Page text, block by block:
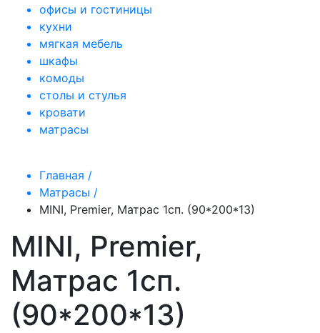
офисы и гостиницы
кухни
мягкая мебель
шкафы
комоды
столы и стулья
кровати
матрасы
Главная /
Матрасы /
MINI, Premier, Матрас 1сп. (90*200*13)
MINI, Premier,
Матрас 1сп.
(90*200*13)